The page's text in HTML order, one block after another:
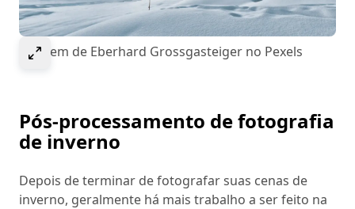
Selecione para expandir a imagem
Imagem de Eberhard Grossgasteiger no Pexels
Pós-processamento de fotografia
de inverno
Depois de terminar de fotografar suas cenas de
inverno, geralmente há mais trabalho a ser feito na